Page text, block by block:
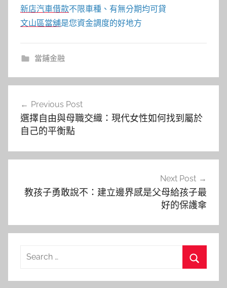
新店汽車借款不限車種、有無分期均可貸
文山區當舖是您資金調度的好地方
當鋪金融
章
覽
Previous Post
選擇自由與母職交織：現代女性如何找到屬於
自己的平衡點
Next Post
教孩子勇敢說不：建立邊界感是父母給孩子最
好的保護傘
Search